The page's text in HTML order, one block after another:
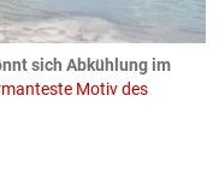
sich Abkühlung im
Motiv des